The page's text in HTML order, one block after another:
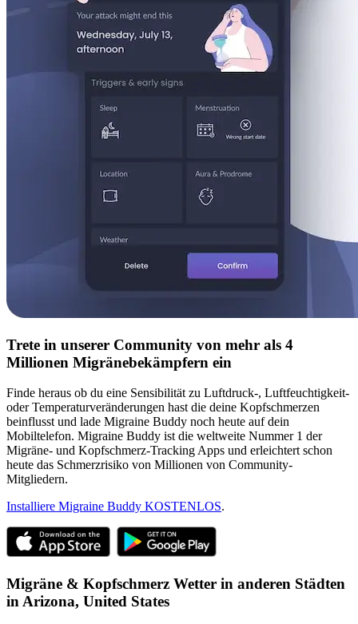
Trete in unserer Community von mehr als 4
Millionen Migränebekämpfern ein
Finde heraus ob du eine Sensibilität zu Luftdruck-, Luftfeuchtigkeit-
oder Temperaturveränderungen hast die deine Kopfschmerzen
beinflusst und lade Migraine Buddy noch heute auf dein
Mobiltelefon. Migraine Buddy ist die weltweite Nummer 1 der
Migräne- und Kopfschmerz-Tracking Apps und erleichtert schon
heute das Schmerzrisiko von Millionen von Community-
Mitgliedern.
Installiere Migraine Buddy KOSTENLOS.
Migräne & Kopfschmerz Wetter in anderen Städten
in Arizona, United States